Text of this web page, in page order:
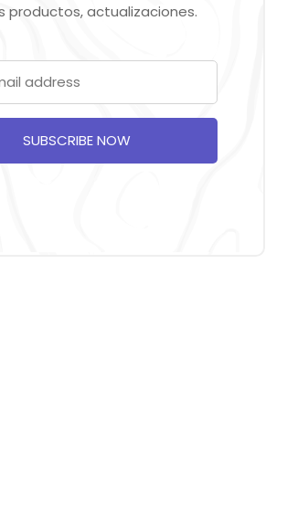
productos, actualizaciones.
SUBSCRIBE NOW